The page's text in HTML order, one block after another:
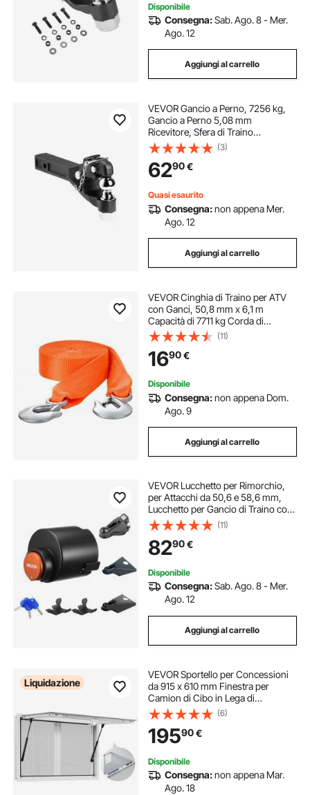
Disponibile
Consegna:Sab. Ago. 8 - Mer.
Ago. 12
Aggiungi al carrello
VEVOR Gancio a Perno, 7256 kg,
Gancio a Perno 5,08 mm
Ricevitore, Sfera di Traino
Combinata, Anello di Lunetta adatto
6,35-7,62 cm, Salita e Discesa da
15,24 cm, Verniciatura a Polvere,
Nera
(3)
6290€
Quasi esaurito
Consegna:non appena Mer.
Ago. 12
Aggiungi al carrello
VEVOR Cinghia di Traino per ATV
con Ganci, 50,8 mm x 6,1 m
Capacità di 7711 kg Corda di
Recupero Resistente con Ganci di
Sicurezza per Camion e Veicoli,
Accessorio di Traino per
l'Assistenza Stradale
(11)
1690€
Disponibile
Consegna:non appena Dom.
Ago. 9
Aggiungi al carrello
VEVOR Lucchetto per Rimorchio,
per Attacchi da 50,6 e 58,6 mm,
Lucchetto per Gancio di Traino con
3 Chiavi, Resistente allo Scasso e
Alla Corrosione, Compatibile
Giunto a Sfera a Bordo Piatto
(11)
8290€
Disponibile
Consegna:Sab. Ago. 8 - Mer.
Ago. 12
Aggiungi al carrello
Liquidazione
VEVOR Sportello per Concessioni
da 915 x 610 mm Finestra per
Camion di Cibo in Lega di
Alluminio, Apertura Fino a 85 Gradi
con 2 Finestre Scorrevoli, Porta a
Tenda e Gancio di Traino
(6)
19590€
Disponibile
Consegna:non appena Mar.
Ago. 18